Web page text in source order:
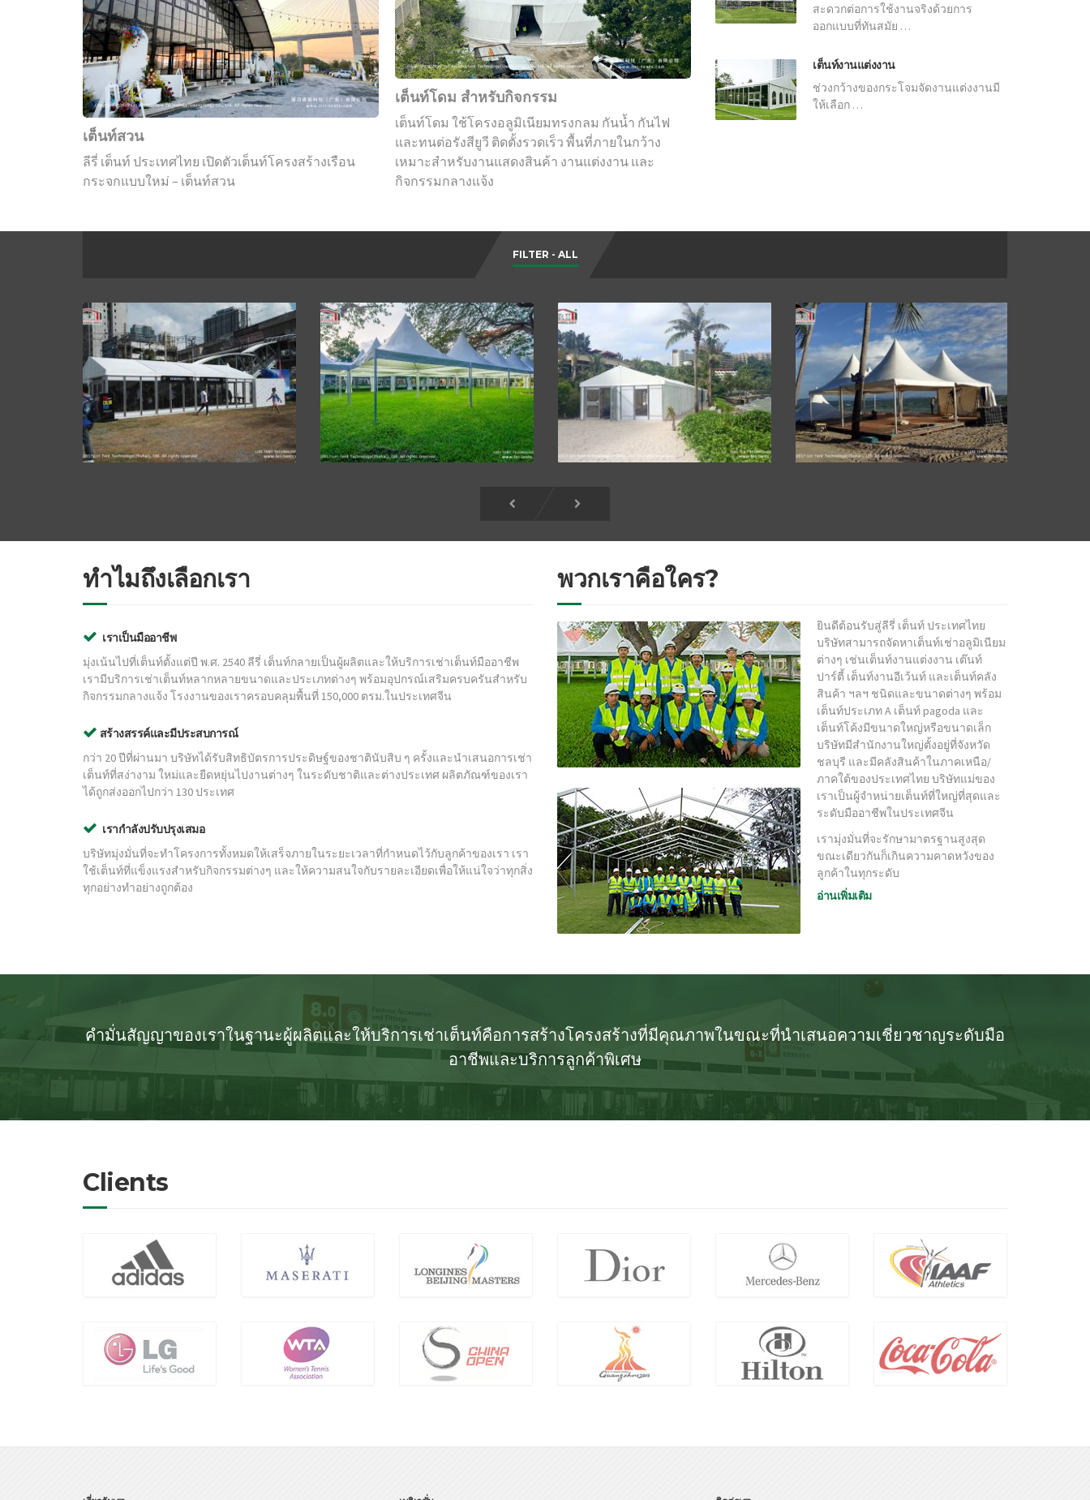
เต็นท์โดม สำหรับกิจกรรม
เต็นท์โดม ใช้โครงอลูมิเนียมทรงกลม กันน้ำ กันไฟ
และทนต่อรังสียูวี ติดตั้งรวดเร็ว พื้นที่ภายในกว้าง
เหมาะสำหรับงานแสดงสินค้า งานแต่งงาน และ
กิจกรรมกลางแจ้ง
เต็นท์สวน
ลีรี่ เต็นท์ ประเทศไทย เปิดตัวเต็นท์โครงสร้างเรือน
กระจกแบบใหม่ – เต็นท์สวน
สะดวกต่อการใช้งานจริงด้วยการ
ออกแบบที่ทันสมัย …
เต็นท์งานแต่งงาน
ช่วงกว้างของกระโจมจัดงานแต่งงานมี
ให้เลือก …
FILTER - ALL
ทำไมถึงเลือกเรา
เราเป็นมืออาชีพ
มุ่งเน้นไปที่เต็นท์ตั้งแต่ปี พ.ศ. 2540 ลีรี่ เต็นท์กลายเป็นผู้ผลิตและให้บริการเช่าเต็นท์มืออาชีพ
เรามีบริการเช่าเต็นท์หลากหลายขนาดและประเภทต่างๆ พร้อมอุปกรณ์เสริมครบครันสำหรับ
กิจกรรมกลางแจ้ง โรงงานของเราครอบคลุมพื้นที่ 150,000 ตรม.ในประเทศจีน
สร้างสรรค์และมีประสบการณ์
กว่า 20 ปีที่ผ่านมา บริษัทได้รับสิทธิบัตรการประดิษฐ์ของชาตินับสิบ ๆ ครั้งและนำเสนอการเช่า
เต็นท์ที่สง่างาม ใหม่และยืดหยุ่นไปงานต่างๆ ในระดับชาติและต่างประเทศ ผลิตภัณฑ์ของเรา
ได้ถูกส่งออกไปกว่า 130 ประเทศ
เรากำลังปรับปรุงเสมอ
บริษัทมุ่งมั่นที่จะทำโครงการทั้งหมดให้เสร็จภายในระยะเวลาที่กำหนดไว้กับลูกค้าของเรา เรา
ใช้เต็นท์ที่แข็งแรงสำหรับกิจกรรมต่างๆ และให้ความสนใจกับรายละเอียดเพื่อให้แน่ใจว่าทุกสิ่ง
ทุกอย่างทำอย่างถูกต้อง
พวกเราคือใคร?
ยินดีต้อนรับสู่ลีรี่ เต็นท์ ประเทศไทย
บริษัทสามารถจัดหาเต็นท์เช่าอลูมิเนียม
ต่างๆ เช่นเต็นท์งานแต่งงาน เต๊นท์
ปาร์ตี้ เต็นท์งานอีเว้นท์ และเต็นท์คลัง
สินค้า ฯลฯ ชนิดและขนาดต่างๆ พร้อม
เต็นท์ประเภท A เต็นท์ pagoda และ
เต็นท์โค้งมีขนาดใหญ่หรือขนาดเล็ก
บริษัทมีสำนักงานใหญ่ตั้งอยู่ที่จังหวัด
ชลบุรี และมีคลังสินค้าในภาคเหนือ/
ภาคใต้ของประเทศไทย บริษัทแม่ของ
เราเป็นผู้จำหน่ายเต็นท์ที่ใหญ่ที่สุดและ
ระดับมืออาชีพในประเทศจีน
เรามุ่งมั่นที่จะรักษามาตรฐานสูงสุด
ขณะเดียวกันก็เกินความคาดหวังของ
ลูกค้าในทุกระดับ
อ่านเพิ่มเติม
คำมั่นสัญญาของเราในฐานะผู้ผลิตและให้บริการเช่าเต็นท์คือการสร้างโครงสร้างที่มีคุณภาพในขณะที่นำเสนอความเชี่ยวชาญระดับมือ
อาชีพและบริการลูกค้าพิเศษ
Clients